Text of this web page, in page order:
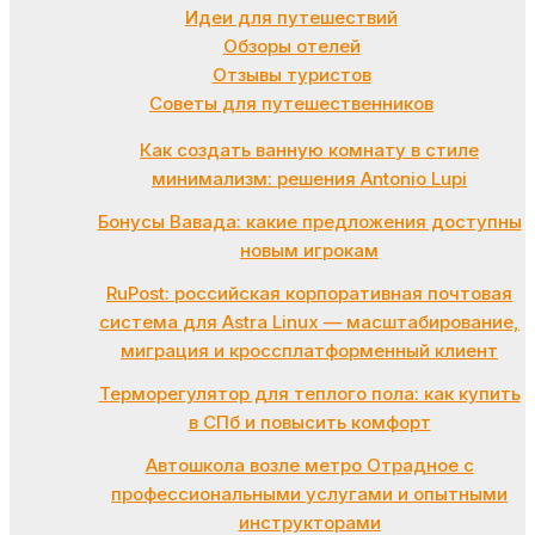
Идеи для путешествий
Обзоры отелей
Отзывы туристов
Советы для путешественников
Как создать ванную комнату в стиле
минимализм: решения Antonio Lupi
Бонусы Вавада: какие предложения доступны
новым игрокам
RuPost: российская корпоративная почтовая
система для Astra Linux — масштабирование,
миграция и кроссплатформенный клиент
Терморегулятор для теплого пола: как купить
в СПб и повысить комфорт
Автошкола возле метро Отрадное с
профессиональными услугами и опытными
инструкторами